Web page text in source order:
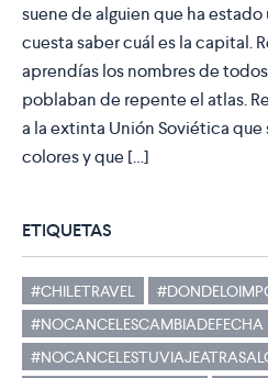
suene de alguien que ha
cuesta saber cuál es la capital.
aprendías los nombres de
poblaban de repente el atlas.
a la extinta Unión Soviética
colores y que […]
ETIQUETAS
#CHILETRAVEL
#NOCANCELESCAMBIADEFECHA